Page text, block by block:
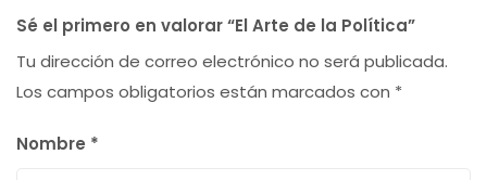
Sé el primero en valorar “El Arte de la Política”
Tu dirección de correo electrónico no será publicada.
Los campos obligatorios están marcados con *
Nombre *